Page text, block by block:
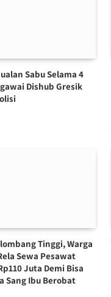
Sabu Selama 4
Dishub Gresik
Tinggi, Warga
Sewa Pesawat
Juta Demi Bisa
Sang Ibu Berobat